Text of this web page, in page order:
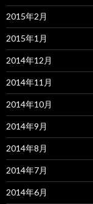
2015年2月
2015年1月
2014年12月
2014年11月
2014年10月
2014年9月
2014年8月
2014年7月
2014年6月